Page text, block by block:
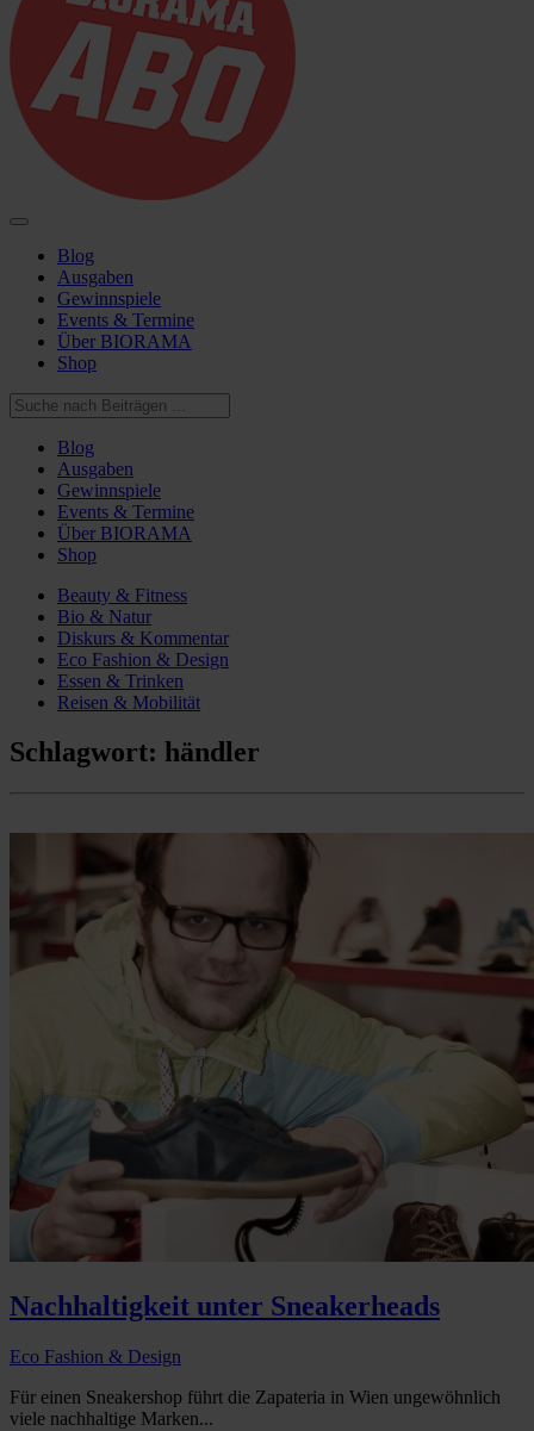
Blog
Ausgaben
Gewinnspiele
Events & Termine
Über BIORAMA
Shop
Blog
Ausgaben
Gewinnspiele
Events & Termine
Über BIORAMA
Shop
Beauty & Fitness
Bio & Natur
Diskurs & Kommentar
Eco Fashion & Design
Essen & Trinken
Reisen & Mobilität
Schlagwort: händler
Nachhaltigkeit unter Sneakerheads
Eco Fashion & Design
Für einen Sneakershop führt die Zapateria in Wien ungewöhnlich
viele nachhaltige Marken...